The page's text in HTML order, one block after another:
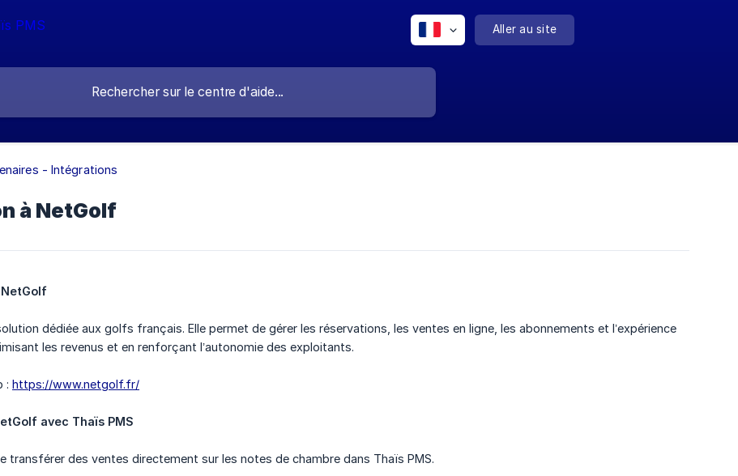
Aller au site
- Intégrations
à NetGolf
dédiée aux golfs français. Elle permet de gérer les réservations, les ventes en ligne, les abonnements et l’expérience
les revenus et en renforçant l’autonomie des exploitants.
: https://www.netgolf.fr/
avec Thaïs PMS
transférer des ventes directement sur les notes de chambre dans Thaïs PMS.